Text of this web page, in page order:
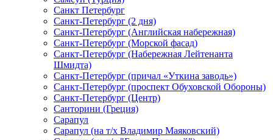
Санкт Петербург
Санкт-Петербург (2 дня)
Санкт-Петербург (Английская набережная)
Санкт-Петербург (Морской фасад)
Санкт-Петербург (Набережная Лейтенанта
Шмидта)
Санкт-Петербург (причал «Уткина заводь»)
Санкт-Петербург (проспект Обуховской Обороны)
Санкт-Петербург (Центр)
Санторини (Греция)
Сарапул
Сарапул (на т/х Владимир Маяковский)